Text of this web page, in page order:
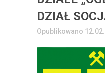
DZIAŁ
Opublikowano